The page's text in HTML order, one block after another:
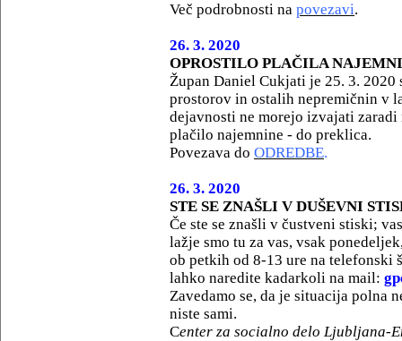
Več podrobnosti na povezavi.
26. 3. 2020
OPROSTILO PLAČILA
Župan Daniel Cukjati je 25. 3.
prostorov in ostalih nepremičnin v
dejavnosti ne morejo izvajati
plačilo najemnine - do preklica.
Povezava do ODREDBE.
26. 3. 2020
STE SE ZNAŠLI V DUŠEVNI
Če ste se znašli v čustveni stiski;
lažje smo tu za vas, vsak
ob petkih od 8-13 ure na
lahko naredite kadarkoli na mail:
Zavedamo se, da je situacija polna
niste sami.
Center za socialno delo Ljubljana-